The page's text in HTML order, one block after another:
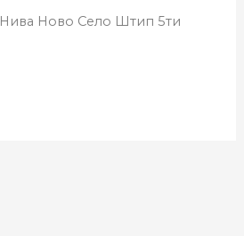
Нива Ново Село Штип 5ти